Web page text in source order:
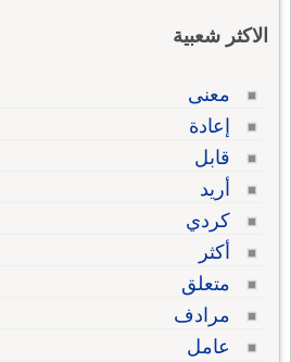
الاكثر شعبية
معنى
إعادة
قابل
أريد
كردي
أكثر
متعلق
مرادف
عامل